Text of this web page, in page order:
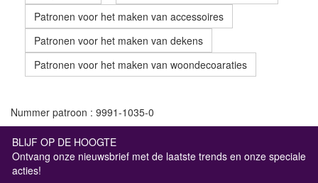
Patronen voor het maken van accessoires
Patronen voor het maken van dekens
Patronen voor het maken van woondecoaraties
Nummer patroon : 9991-1035-0
BLIJF OP DE HOOGTE
Ontvang onze nieuwsbrief met de laatste trends en onze speciale
acties!